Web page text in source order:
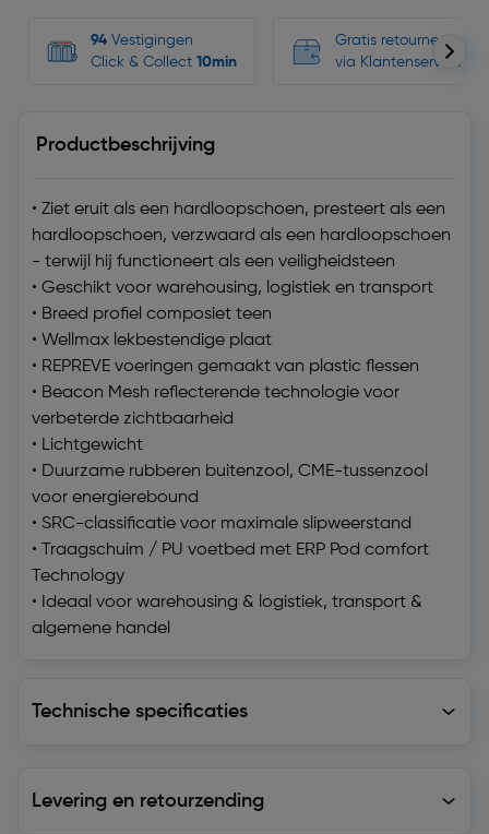
94 Vestigingen
Click & Collect 10min
Gratis retourneren,
via Klantenservice
Productbeschrijving
• Ziet eruit als een hardloopschoen, presteert als een
hardloopschoen, verzwaard als een hardloopschoen
- terwijl hij functioneert als een veiligheidsteen
• Geschikt voor warehousing, logistiek en transport
• Breed profiel composiet teen
• Wellmax lekbestendige plaat
• REPREVE voeringen gemaakt van plastic flessen
• Beacon Mesh reflecterende technologie voor
verbeterde zichtbaarheid
• Lichtgewicht
• Duurzame rubberen buitenzool, CME-tussenzool
voor energierebound
• SRC-classificatie voor maximale slipweerstand
• Traagschuim / PU voetbed met ERP Pod comfort
Technology
• Ideaal voor warehousing & logistiek, transport &
algemene handel
Technische specificaties
Levering en retourzending